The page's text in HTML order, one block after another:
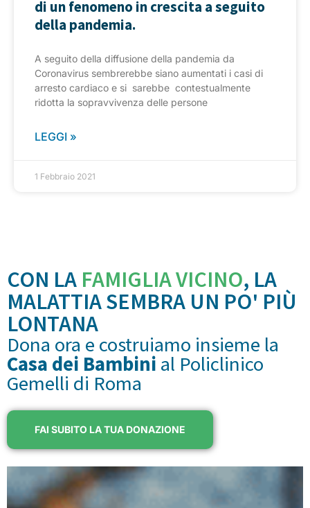
di un fenomeno in crescita a seguito
della pandemia.
A seguito della diffusione della pandemia da
Coronavirus sembrerebbe siano aumentati i casi di
arresto cardiaco e si sarebbe contestualmente
ridotta la sopravvivenza delle persone
LEGGI »
1 Febbraio 2021
CON LA FAMIGLIA VICINO, LA
MALATTIA SEMBRA UN PO' PIÙ
LONTANA
Dona ora e costruiamo insieme la
Casa dei Bambini al Policlinico
Gemelli di Roma
FAI SUBITO LA TUA DONAZIONE